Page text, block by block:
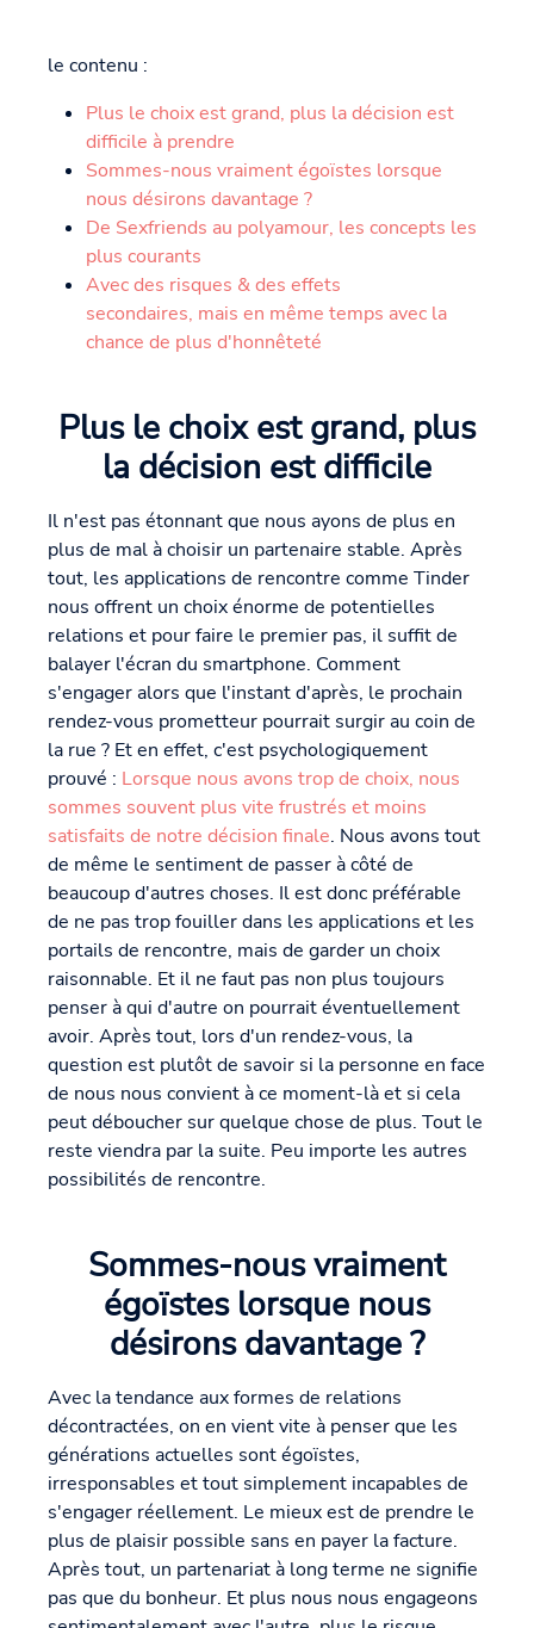
le contenu :
Plus le choix est grand, plus la décision est
difficile à prendre
Sommes-nous vraiment égoïstes lorsque
nous désirons davantage ?
De Sexfriends au polyamour, les concepts les
plus courants
Avec des risques & des effets
secondaires, mais en même temps avec la
chance de plus d'honnêteté
Plus le choix est grand, plus
la décision est difficile
Il n'est pas étonnant que nous ayons de plus en
plus de mal à choisir un partenaire stable. Après
tout, les applications de rencontre comme Tinder
nous offrent un choix énorme de potentielles
relations et pour faire le premier pas, il suffit de
balayer l'écran du smartphone. Comment
s'engager alors que l'instant d'après, le prochain
rendez-vous prometteur pourrait surgir au coin de
la rue ? Et en effet, c'est psychologiquement
prouvé : Lorsque nous avons trop de choix, nous
sommes souvent plus vite frustrés et moins
satisfaits de notre décision finale. Nous avons tout
de même le sentiment de passer à côté de
beaucoup d'autres choses. Il est donc préférable
de ne pas trop fouiller dans les applications et les
portails de rencontre, mais de garder un choix
raisonnable. Et il ne faut pas non plus toujours
penser à qui d'autre on pourrait éventuellement
avoir. Après tout, lors d'un rendez-vous, la
question est plutôt de savoir si la personne en face
de nous nous convient à ce moment-là et si cela
peut déboucher sur quelque chose de plus. Tout le
reste viendra par la suite. Peu importe les autres
possibilités de rencontre.
Sommes-nous vraiment
égoïstes lorsque nous
désirons davantage ?
Avec la tendance aux formes de relations
décontractées, on en vient vite à penser que les
générations actuelles sont égoïstes,
irresponsables et tout simplement incapables de
s'engager réellement. Le mieux est de prendre le
plus de plaisir possible sans en payer la facture.
Après tout, un partenariat à long terme ne signifie
pas que du bonheur. Et plus nous nous engageons